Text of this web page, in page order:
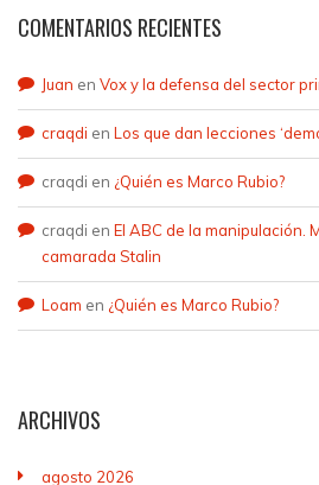
COMENTARIOS RECIENTES
Juan en Vox y la defensa del sector
craqdi en Los que dan lecciones
craqdi en ¿Quién es Marco Rubio?
craqdi en El ABC de la manipulación.
camarada Stalin
Loam en ¿Quién es Marco Rubio?
ARCHIVOS
agosto 2026